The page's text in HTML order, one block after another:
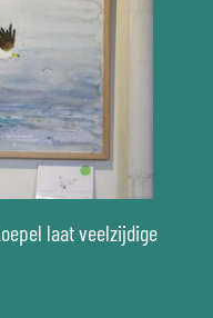
laat veelzijdige